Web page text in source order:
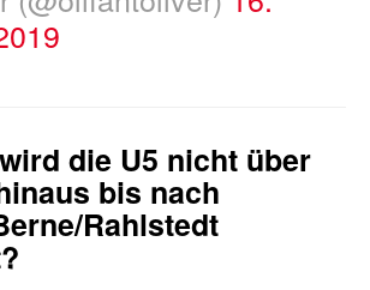
die U5 nicht über
bis nach
Rahlstedt